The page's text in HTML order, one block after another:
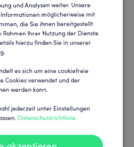
wie Adidas, Mercedes-Benz,
setzen auf Talon.One, um ihre
perfektionieren. Angestrebt
Lösung, welche
von derartigen
erkennt, noch bevor der
wird. Die Lösung musste
nahtlos und effzient in
Infraktruktur von Talon.One
können, um alle relevanten
und Analysen weiter. Unsere
möglicherweise mit
die Sie ihnen bereitgestellt
Rahmen Ihrer Nutzung der Dienste
hierzu finden Sie in unserer
es sich um eine cookiefreie
Cookies verwendet und der
werden kann.
jederzeit unter Einstellungen
Datenschutzrichtlinie